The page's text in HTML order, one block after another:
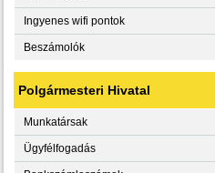
Ingyenes wifi pontok
Beszámolók
Polgármesteri Hivatal
Munkatársak
Ügyfélfogadás